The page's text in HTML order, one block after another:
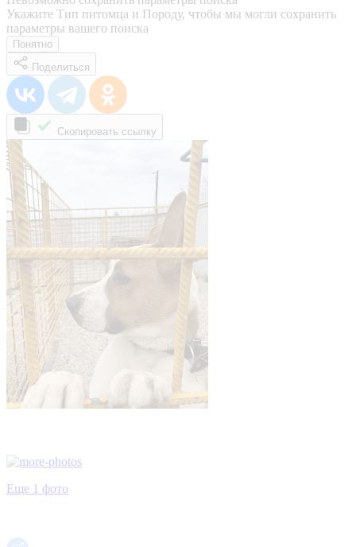
Укажите Тип питомца и Породу, чтобы мы могли сохранить
параметры вашего поиска
Понятно
Поделиться
Скопировать ссылку
Еще 1 фото